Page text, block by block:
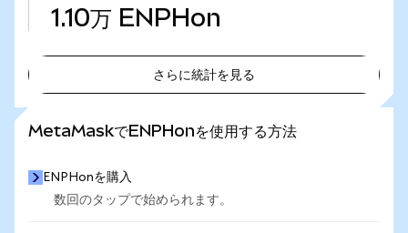
1.10万 ENPHon
さらに統計を見る
MetaMaskでENPHonを使用する方法
ENPHonを購入
数回のタップで始められます。